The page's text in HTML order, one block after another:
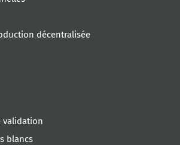
décentralisée
validation
blancs